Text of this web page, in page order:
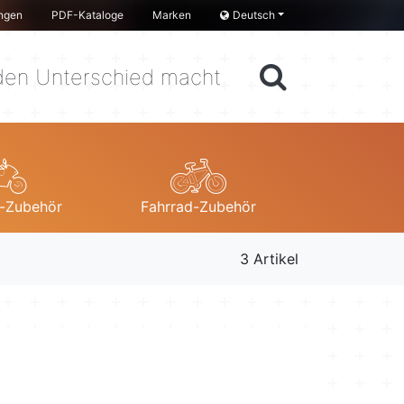
PDF-Kataloge Marken Deutsch
Unterschied macht
Fahrrad-Zubehör
3 Artikel